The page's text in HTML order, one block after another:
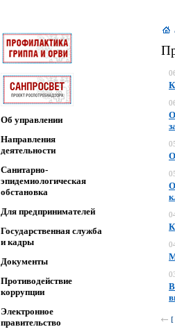
Об управлении
Направления
деятельности
Санитарно-
эпидемиологическая
обстановка
Для предпринимателей
Государственная служба
и кадры
Документы
Противодействие
коррупции
Электронное
правительство
О